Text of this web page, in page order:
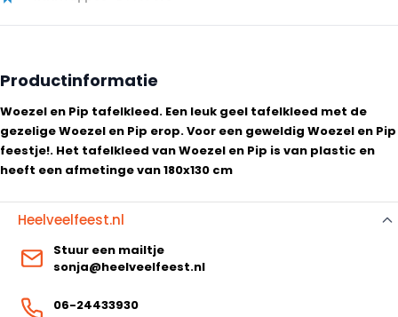
Productinformatie
Woezel en Pip tafelkleed. Een leuk geel tafelkleed met de
gezelige Woezel en Pip erop. Voor een geweldig Woezel en Pip
feestje!. Het tafelkleed van Woezel en Pip is van plastic en
heeft een afmetinge van 180x130 cm
Heelveelfeest.nl
Stuur een mailtje
sonja@heelveelfeest.nl
06-24433930